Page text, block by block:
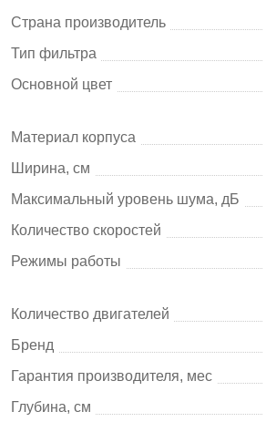
Страна производитель
Тип фильтра
Основной цвет
Материал корпуса
Ширина, см
Максимальный уровень шума, дБ
Количество скоростей
Режимы работы
Количество двигателей
Бренд
Гарантия производителя, мес
Глубина, см